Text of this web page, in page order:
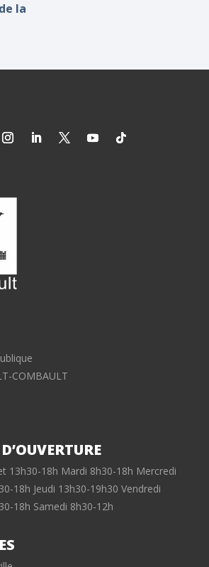
la
COMBAULT
13h30-18h Mardi 8h30-18h Mercredi
18h Jeudi 13h30-19h30 Vendredi
18h Samedi 8h30-12h